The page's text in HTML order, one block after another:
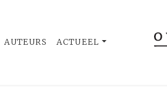
AUTEURS ACTUEEL